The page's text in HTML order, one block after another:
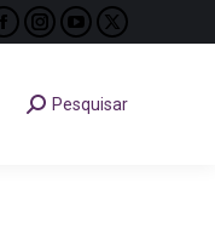
Facebook
opens
Instagram
opens
YouTube
opens
X
opens
Search:Pesquisar
Search:
Pesquisar